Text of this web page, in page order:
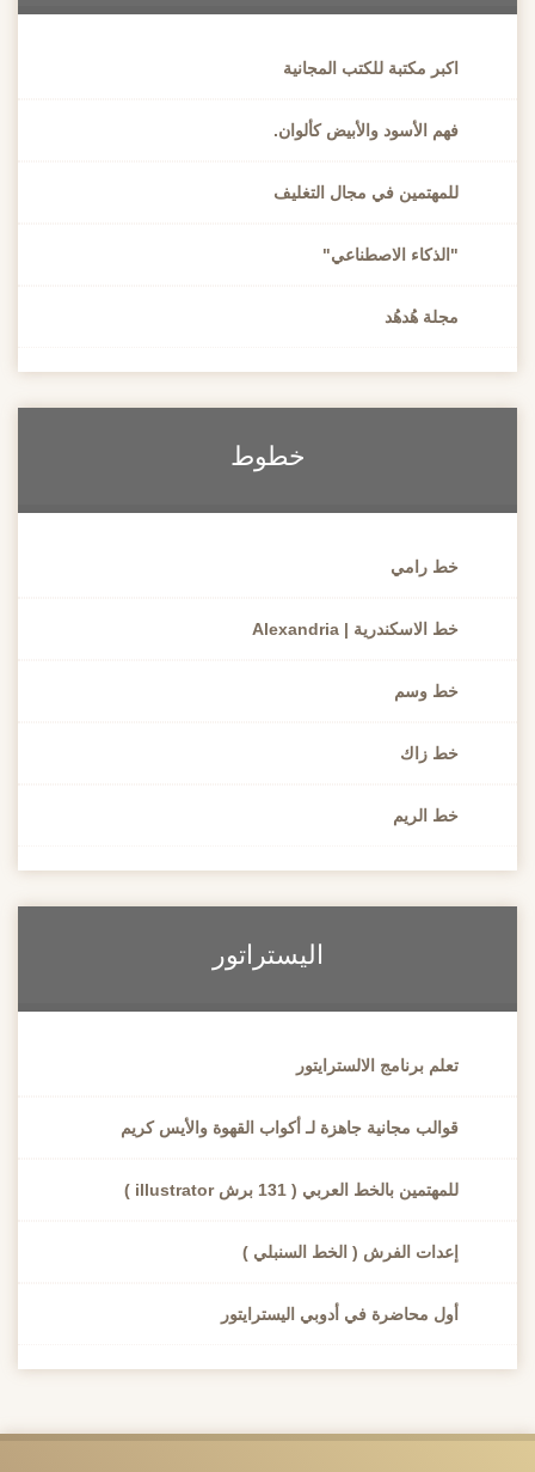
اكبر مكتبة للكتب المجانية
فهم الأسود والأبيض كألوان.
للمهتمين في مجال التغليف
"الذكاء الاصطناعي"
مجلة هُدهُد
خطوط
خط رامي
خط الاسكندرية | Alexandria
خط وسم
خط زاك
خط الريم
اليستراتور
تعلم برنامج الالسترايتور
قوالب مجانية جاهزة لـ أكواب القهوة والأيس كريم
للمهتمين بالخط العربي ( 131 برش illustrator )
إعدات الفرش ( الخط السنبلي )
أول محاضرة في أدوبي اليسترايتور